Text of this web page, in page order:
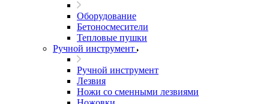
Оборудование
Бетоносмесители
Тепловые пушки
Ручной инструмент
Ручной инструмент
Лезвия
Ножи со сменными лезвиями